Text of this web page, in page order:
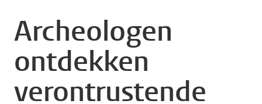
Archeologen
ontdekken
verontrustende